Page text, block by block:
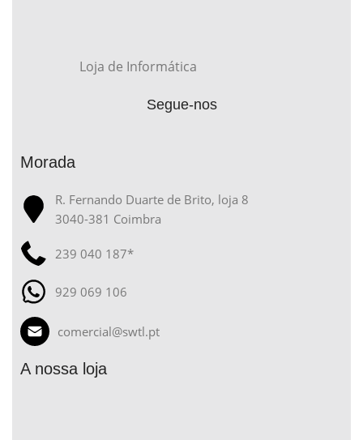
Loja de Informática
Segue-nos
Morada
R. Fernando Duarte de Brito, loja 8
3040-381 Coimbra
239 040 187*
929 069 106
comercial@swtl.pt
A nossa loja